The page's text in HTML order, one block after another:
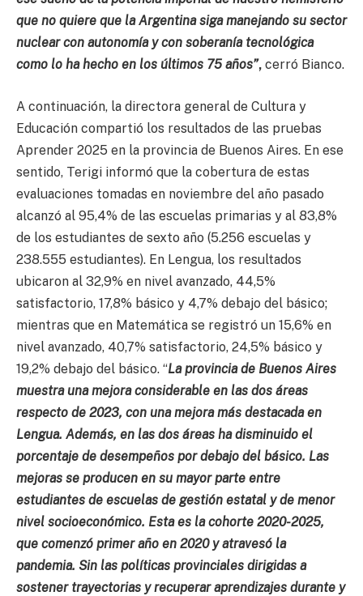
que no quiere que la Argentina siga manejando su sector
nuclear con autonomía y con soberanía tecnológica
como lo ha hecho en los últimos 75 años”, cerró Bianco.
A continuación, la directora general de Cultura y
Educación compartió los resultados de las pruebas
Aprender 2025 en la provincia de Buenos Aires. En ese
sentido, Terigi informó que la cobertura de estas
evaluaciones tomadas en noviembre del año pasado
alcanzó al 95,4% de las escuelas primarias y al 83,8%
de los estudiantes de sexto año (5.256 escuelas y
238.555 estudiantes). En Lengua, los resultados
ubicaron al 32,9% en nivel avanzado, 44,5%
satisfactorio, 17,8% básico y 4,7% debajo del básico;
mientras que en Matemática se registró un 15,6% en
nivel avanzado, 40,7% satisfactorio, 24,5% básico y
19,2% debajo del básico. “La provincia de Buenos Aires
muestra una mejora considerable en las dos áreas
respecto de 2023, con una mejora más destacada en
Lengua. Además, en las dos áreas ha disminuido el
porcentaje de desempeños por debajo del básico. Las
mejoras se producen en su mayor parte entre
estudiantes de escuelas de gestión estatal y de menor
nivel socioeconómico. Esta es la cohorte 2020-2025,
que comenzó primer año en 2020 y atravesó la
pandemia. Sin las políticas provinciales dirigidas a
sostener trayectorias y recuperar aprendizajes durante y